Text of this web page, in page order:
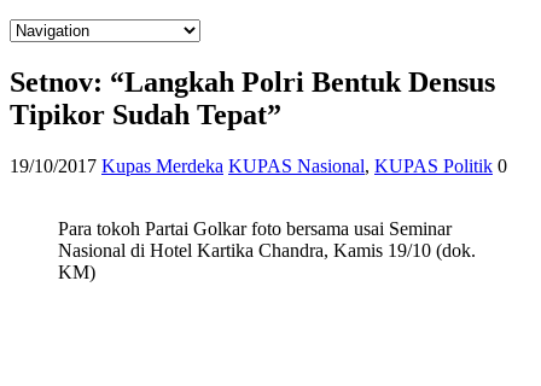
Setnov: “Langkah Polri Bentuk Densus
Tipikor Sudah Tepat”
19/10/2017 Kupas Merdeka KUPAS Nasional, KUPAS Politik 0
Para tokoh Partai Golkar foto bersama usai Seminar
Nasional di Hotel Kartika Chandra, Kamis 19/10 (dok.
KM)